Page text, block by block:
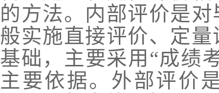
的方法。内部评价是
般实施直接评价、定量
基础 ， 主要采用 “成绩
主要依据。外部评价